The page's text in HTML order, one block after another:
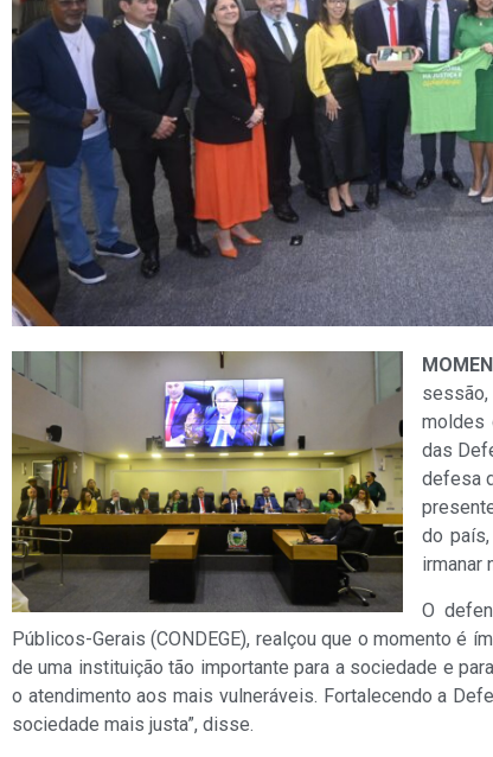
moldes
das
defesa
do
irmanar
O
Públicos-Gerais (CONDEGE), realçou que o momento é
de uma instituição tão importante para a sociedade e
o atendimento aos mais vulneráveis. Fortalecendo a
sociedade mais justa”, disse.